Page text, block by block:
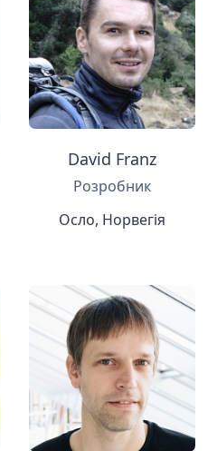
David Franz
Розробник
Осло, Норвегія